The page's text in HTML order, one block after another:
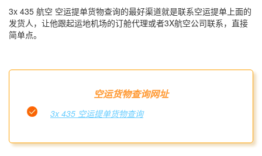
3x 435 航空 空运提单货物查询的最好渠道就是联系空运提单上面的
发货人，让他跟起运地机场的订舱代理或者3X航空公司联系，直接
简单点。
空运货物查询网址
3x 435 空运提单货物查询